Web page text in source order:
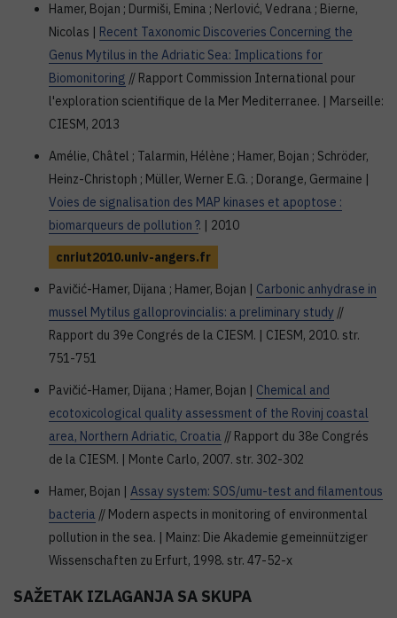
Hamer, Bojan ; Durmiši, Emina ; Nerlović, Vedrana ; Bierne,
Nicolas | Recent Taxonomic Discoveries Concerning the
Genus Mytilus in the Adriatic Sea: Implications for
Biomonitoring // Rapport Commission International pour
l'exploration scientifique de la Mer Mediterranee. | Marseille:
CIESM, 2013
Amélie, Châtel ; Talarmin, Hélène ; Hamer, Bojan ; Schröder,
Heinz-Christoph ; Müller, Werner E.G. ; Dorange, Germaine |
Voies de signalisation des MAP kinases et apoptose :
biomarqueurs de pollution ?. | 2010
cnriut2010.univ-angers.fr
Pavičić-Hamer, Dijana ; Hamer, Bojan | Carbonic anhydrase in
mussel Mytilus galloprovincialis: a preliminary study //
Rapport du 39e Congrés de la CIESM. | CIESM, 2010. str.
751-751
Pavičić-Hamer, Dijana ; Hamer, Bojan | Chemical and
ecotoxicological quality assessment of the Rovinj coastal
area, Northern Adriatic, Croatia // Rapport du 38e Congrés
de la CIESM. | Monte Carlo, 2007. str. 302-302
Hamer, Bojan | Assay system: SOS/umu-test and filamentous
bacteria // Modern aspects in monitoring of environmental
pollution in the sea. | Mainz: Die Akademie gemeinnütziger
Wissenschaften zu Erfurt, 1998. str. 47-52-x
SAŽETAK IZLAGANJA SA SKUPA